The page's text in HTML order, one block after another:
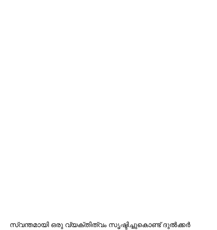
സ്വന്തമായി ഒരു വ്യക്തിത്വം സൃഷ്ടിച്ചുകൊണ്ട് ദുൽക്കർ